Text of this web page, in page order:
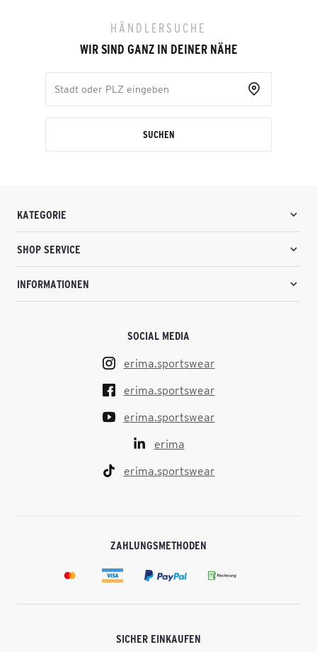
HÄNDLERSUCHE
WIR SIND GANZ IN DEINER NÄHE
SUCHEN
KATEGORIE
SHOP SERVICE
INFORMATIONEN
SOCIAL MEDIA
erima.sportswear
erima.sportswear
erima.sportswear
erima
erima.sportswear
ZAHLUNGSMETHODEN
SICHER EINKAUFEN